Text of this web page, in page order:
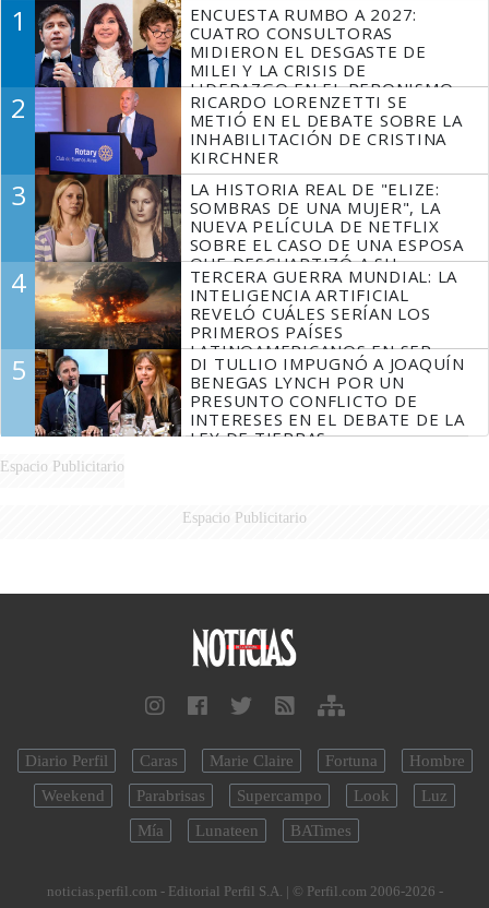
1
ENCUESTA RUMBO A 2027:
CUATRO CONSULTORAS
MIDIERON EL DESGASTE DE
MILEI Y LA CRISIS DE
LIDERAZGO EN EL PERONISMO
2
RICARDO LORENZETTI SE
METIÓ EN EL DEBATE SOBRE LA
INHABILITACIÓN DE CRISTINA
KIRCHNER
3
LA HISTORIA REAL DE "ELIZE:
SOMBRAS DE UNA MUJER", LA
NUEVA PELÍCULA DE NETFLIX
SOBRE EL CASO DE UNA ESPOSA
QUE DESCUARTIZÓ A SU
MARIDO
4
TERCERA GUERRA MUNDIAL: LA
INTELIGENCIA ARTIFICIAL
REVELÓ CUÁLES SERÍAN LOS
PRIMEROS PAÍSES
LATINOAMERICANOS EN SER
DERROTADOS
5
DI TULLIO IMPUGNÓ A JOAQUÍN
BENEGAS LYNCH POR UN
PRESUNTO CONFLICTO DE
INTERESES EN EL DEBATE DE LA
LEY DE TIERRAS
Espacio Publicitario
Espacio Publicitario
Diario Perfil Caras Marie Claire Fortuna
Hombre
Weekend
Parabrisas Supercampo Look
Luz
Mía
Lunateen BATimes
noticias.perfil.com - Editorial Perfil S.A. | © Perfil.com 2006-2026 -